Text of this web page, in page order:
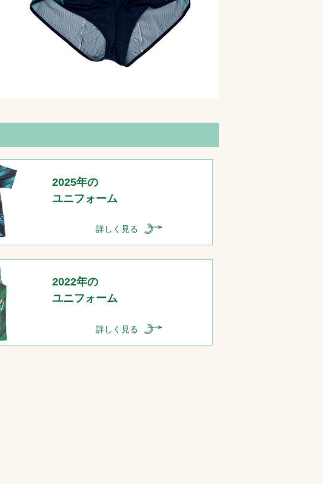
2025年の
ユニフォーム
詳しく見る
2022年の
ユニフォーム
詳しく見る